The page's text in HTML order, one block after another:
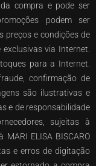
compra e pode ser
podem ser
preços e condições de
via Internet.
para a Internet.
confirmação de
são ilustrativas e
e de responsabilidade
sujeitas à
ELISA BISCARO
e erros de digitação